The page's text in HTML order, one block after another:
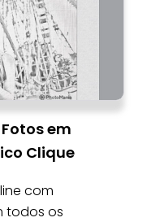
em
Clique
com
todos os